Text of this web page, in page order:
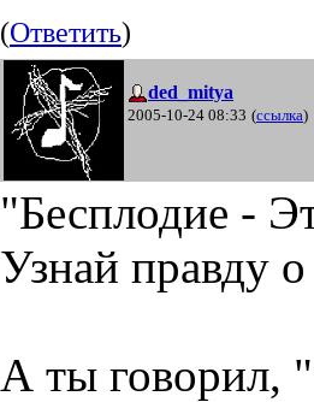
(Ответить)
ded_mitya
2005-10-24 08:33 (ссылка)
"Бесплодие -
Узнай правду
А ты говорил,